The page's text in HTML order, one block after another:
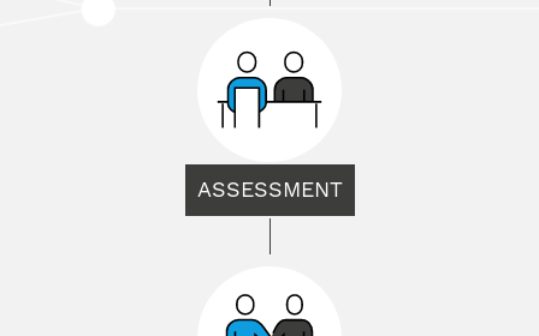
ASSESSMENT